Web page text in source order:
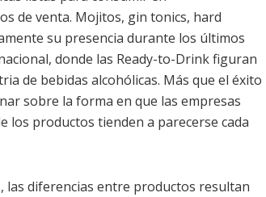
de venta. Mojitos, gin tonics, hard
su presencia durante los últimos
donde las Ready-to-Drink figuran
de bebidas alcohólicas. Más que el éxito
sobre la forma en que las empresas
los productos tienden a parecerse cada
las diferencias entre productos resultan